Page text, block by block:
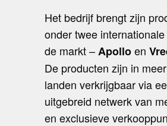
Het bedrijf brengt zijn
onder twee
de markt –Apolloen
De producten zijn in
landen verkrijgbaar via
uitgebreid netwerk van
en exclusieve